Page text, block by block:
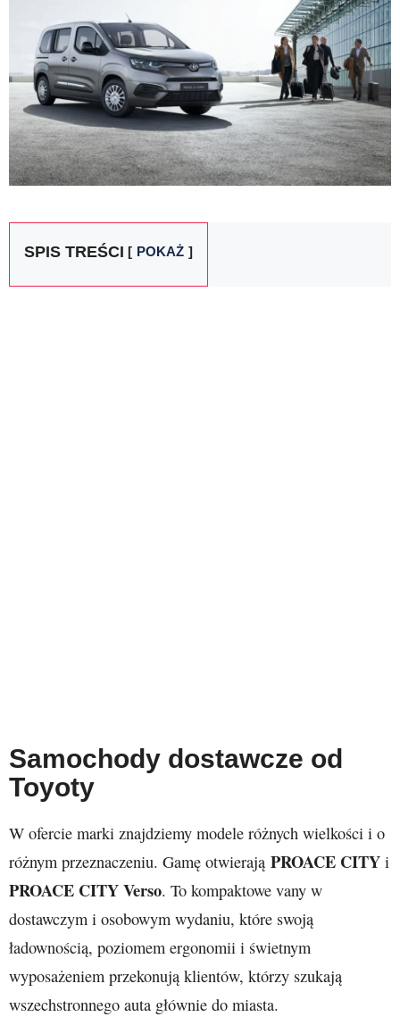
SPIS TREŚCI POKAŻ
Samochody dostawcze od
Toyoty
W ofercie marki znajdziemy modele różnych wielkości i o
różnym przeznaczeniu. Gamę otwierają PROACE CITY i
PROACE CITY Verso. To kompaktowe vany w
dostawczym i osobowym wydaniu, które swoją
ładownością, poziomem ergonomii i świetnym
wyposażeniem przekonują klientów, którzy szukają
wszechstronnego auta głównie do miasta.